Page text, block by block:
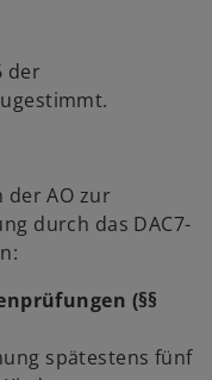
der
der AO zur
durch das DAC7-
(§§
spätestens fünf